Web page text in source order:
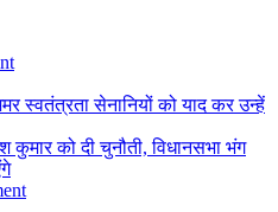
स्वतंत्रता सेनानियों को याद कर उन्हें
कुमार को दी चुनौती, विधानसभा भंग